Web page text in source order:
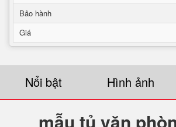
Bảo hành
Giá
Nổi bật Hình ảnh
mẫu tủ văn